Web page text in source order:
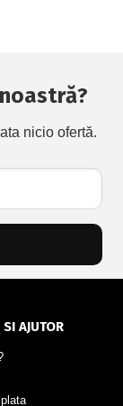
nicio ofertă.
AJUTOR